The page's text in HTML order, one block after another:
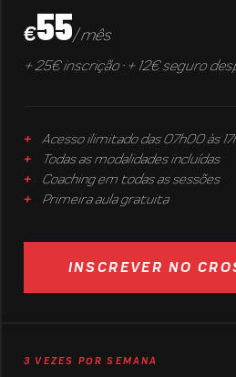
€55/ mês
+ 25€ inscrição · + 12€ seguro
Acesso ilimitado das 07h00 às
Todas as modalidades incluídas
Coaching em todas as sessões
Primeira aula gratuita
INSCREVER NO
3 VEZES POR SEMANA